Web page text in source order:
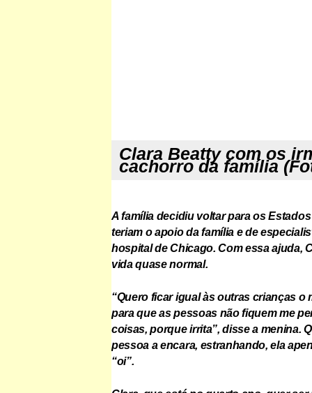
Clara Beatty com os
cachorro da família
A família decidiu voltar para os
teriam o apoio da família e de
hospital de Chicago. Com essa ajuda,
vida quase normal.
“Quero ficar igual às outras crianças o
para que as pessoas não fiquem me
coisas, porque irrita”, disse a menina.
pessoa a encara, estranhando, ela
“oi”.